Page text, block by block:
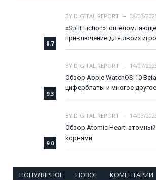
8.7
BY DIGITAL REPORT
08/03/
«Split Fiction»:
приключение для двоих
9.3
BY DIGITAL REPORT
14/07/
Обзор Apple WatchOS 10
циферблаты и многое другое
9.0
BY DIGITAL REPORT
14/03/
Обзор Atomic Heart:
корнями
ПОПУЛЯРНОЕ НОВОЕ КОМЕНТАРИИ